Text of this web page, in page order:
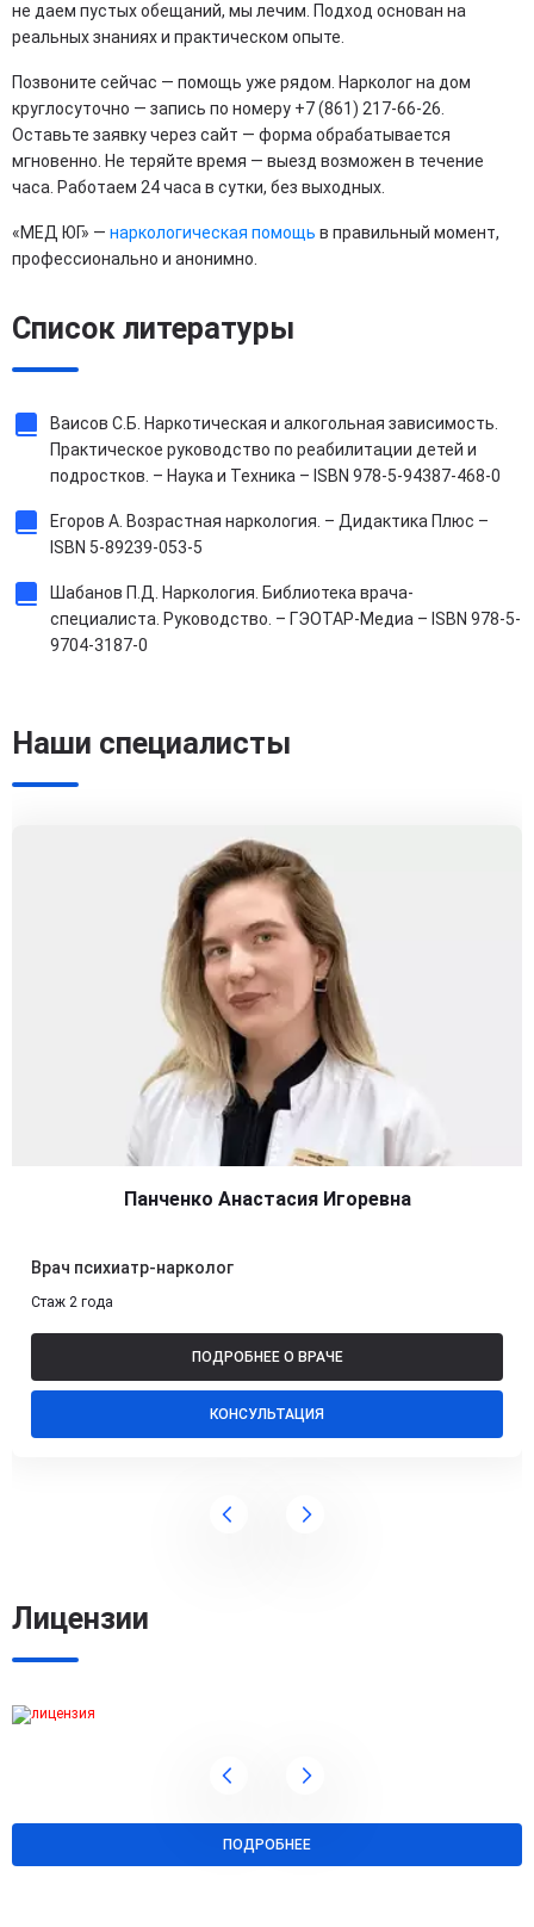
не даем пустых обещаний, мы лечим. Подход основан на
реальных знаниях и практическом опыте.
Позвоните сейчас — помощь уже рядом. Нарколог на дом
круглосуточно — запись по номеру +7 (861) 217-66-26.
Оставьте заявку через сайт — форма обрабатывается
мгновенно. Не теряйте время — выезд возможен в течение
часа. Работаем 24 часа в сутки, без выходных.
«МЕД ЮГ» — наркологическая помощь в правильный момент,
профессионально и анонимно.
Список литературы
Ваисов С.Б. Наркотическая и алкогольная зависимость.
Практическое руководство по реабилитации детей и
подростков. – Наука и Техника – ISBN 978-5-94387-468-0
Егоров А. Возрастная наркология. – Дидактика Плюс –
ISBN 5-89239-053-5
Шабанов П.Д. Наркология. Библиотека врача-
специалиста. Руководство. – ГЭОТАР-Медиа – ISBN 978-5-
9704-3187-0
Наши специалисты
Панченко Анастасия Игоревна
Врач психиатр-нарколог
Стаж 2 года
ПОДРОБНЕЕ О ВРАЧЕ
КОНСУЛЬТАЦИЯ
Лицензии
ПОДРОБНЕЕ